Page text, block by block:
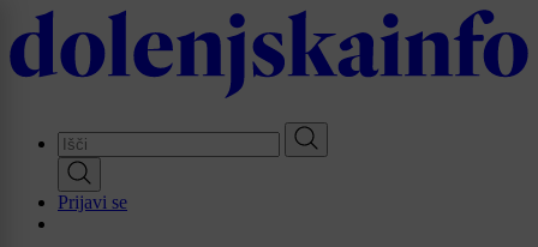
Skip
to
main
Prijavi se